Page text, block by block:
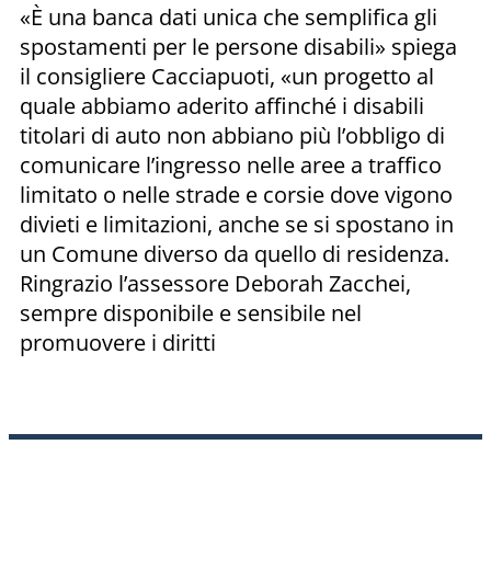
«È una banca dati unica che semplifica gli
spostamenti per le persone disabili» spiega
il consigliere Cacciapuoti, «un progetto al
quale abbiamo aderito affinché i disabili
titolari di auto non abbiano più l’obbligo di
comunicare l’ingresso nelle aree a traffico
limitato o nelle strade e corsie dove vigono
divieti e limitazioni, anche se si spostano in
un Comune diverso da quello di residenza.
Ringrazio l’assessore Deborah Zacchei,
sempre disponibile e sensibile nel
promuovere i diritti